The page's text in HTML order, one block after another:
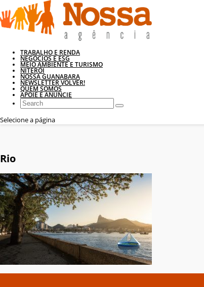
TRABALHO E RENDA
NEGÓCIOS E ESG
MEIO AMBIENTE E TURISMO
NITERÓI
NOSSA GUANABARA
NEWSLETTER VOLVER!
QUEM SOMOS
APOIE E ANUNCIE
Selecione a página
Rio